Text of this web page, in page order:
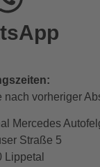
nach vorheriger
Mercedes
Straße 5
Lippetal